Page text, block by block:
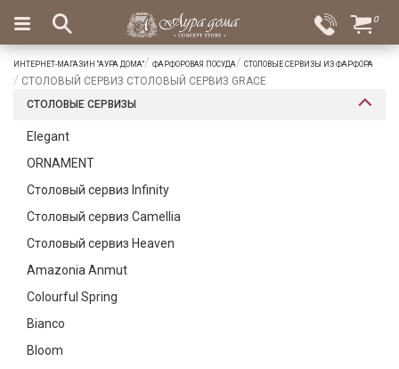
Вход
Избранное
×
Салоны
Доставка
Оплата
для
дома
Бар
Посуда
Сервировка
0
ИНТЕРНЕТ-МАГАЗИН "АУРА ДОМА" ФАРФОРОВАЯ ПОСУДА СТОЛОВЫЕ СЕРВИЗЫ ИЗ ФАРФОРА
СТОЛОВЫЙ СЕРВИЗ СТОЛОВЫЙ СЕРВИЗ GRACE
СТОЛОВЫЕ СЕРВИЗЫ
Elegant
ORNAMENT
Столовый сервиз Infinity
Столовый сервиз Camellia
Столовый сервиз Heaven
Amazonia Anmut
Colourful Spring
Bianco
Bloom